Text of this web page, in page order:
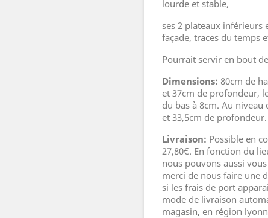
lourde et stable,
ses 2 plateaux inférieurs
façade, traces du temps
Pourrait servir en bout
Dimensions: 80cm de
et 37cm de profondeur,
du bas à 8cm. Au niveau
et 33,5cm de profondeur.
Livraison: Possible en
27,80€. En fonction du
nous pouvons aussi
merci de nous faire une
si les frais de port
mode de livraison
magasin, en région